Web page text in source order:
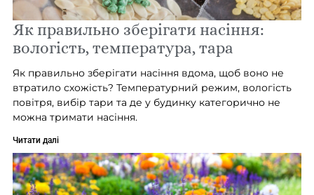
Як правильно зберігати насіння:
вологість, температура, тара
Як правильно зберігати насіння вдома, щоб воно не
втратило схожість? Температурний режим, вологість
повітря, вибір тари та де у будинку категорично не
можна тримати насіння.
Читати далі